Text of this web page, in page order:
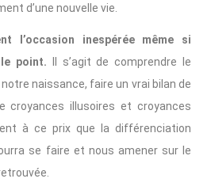
d’une nouvelle vie.
l’occasion inespérée même si
point. Il s’agit de comprendre le
naissance, faire un vrai bilan de
croyances illusoires et croyances
à ce prix que la différenciation
se faire et nous amener sur le